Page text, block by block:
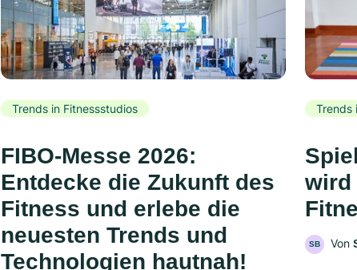
Trends in Fitnessstudios
FIBO-Messe 2026:
Entdecke die Zukunft des
Fitness und erlebe die
neuesten Trends und
Technologien hautnah!
Trends
wird
SB Von